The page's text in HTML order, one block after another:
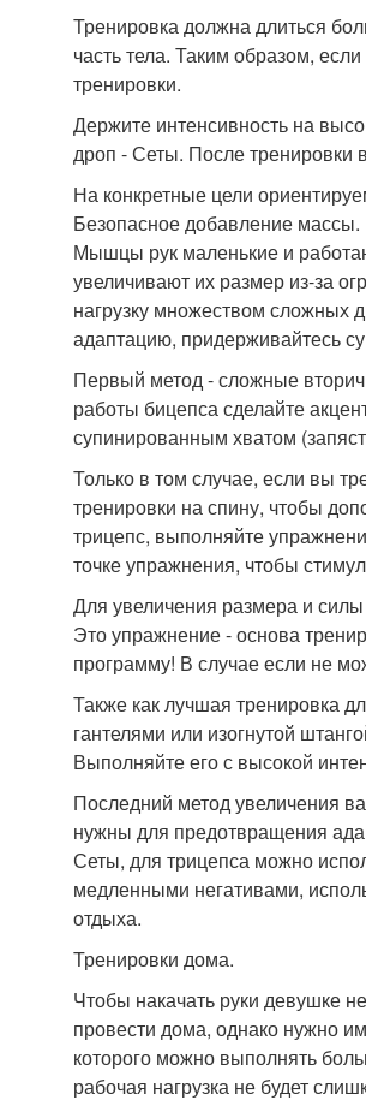
Тренировка должна длиться
часть тела. Таким образом,
тренировки.
Держите интенсивность на
дроп - Сеты. После тренировки
На конкретные цели
Безопасное добавление массы.
Мышцы рук маленькие и
увеличивают их размер из-за
нагрузку множеством сложных
адаптацию, придерживайтесь
Первый метод - сложные
работы бицепса сделайте
супинированным хватом
Только в том случае, если вы
тренировки на спину, чтобы
трицепс, выполняйте
точке упражнения, чтобы
Для увеличения размера и
Это упражнение - основа
программу! В случае если не
Также как лучшая тренировка
гантелями или изогнутой
Выполняйте его с высокой
Последний метод увеличения
нужны для предотвращения
Сеты, для трицепса можно
медленными негативами,
отдыха.
Тренировки дома.
Чтобы накачать руки девушке
провести дома, однако нужно
которого можно выполнять
рабочая нагрузка не будет